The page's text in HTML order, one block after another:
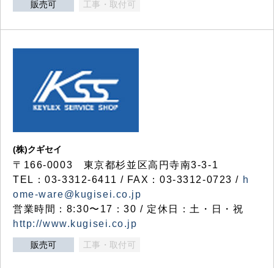
販売可 工事・取付可
(株)クギセイ
〒166-0003 東京都杉並区高円寺南3-3-1
TEL：03-3312-6411 / FAX：03-3312-0723 / h
ome-ware@kugisei.co.jp
営業時間：8:30〜17：30 / 定休日：土・日・祝
http://www.kugisei.co.jp
販売可 工事・取付可